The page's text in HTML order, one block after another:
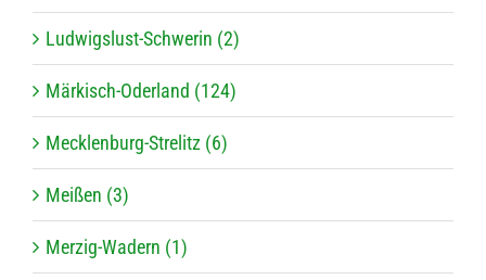
Ludwigslust-Schwerin (2)
Märkisch-Oderland (124)
Mecklenburg-Strelitz (6)
Meißen (3)
Merzig-Wadern (1)